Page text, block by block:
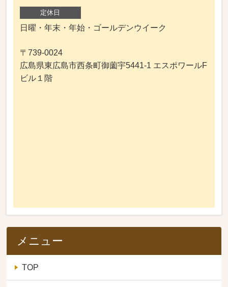
定休日
日曜・年末・年始・ゴールデンウイーク
〒739-0024
広島県東広島市西条町御薗宇5441-1 エスポワールF
ビル１階
メニュー
TOP